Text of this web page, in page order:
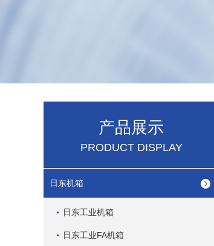
产品展示
PRODUCT DISPLAY
日东机箱
日东工业机箱
日东工业FA机箱